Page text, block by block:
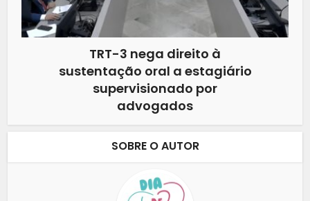
TRT-3 nega direito à
sustentação oral a estagiário
supervisionado por
advogados
SOBRE O AUTOR